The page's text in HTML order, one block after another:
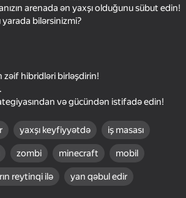
Plants vs Zombies Fusion 67
arenada ən yaxşı olduğunu sübut edin!
bilərsinizmi?
zəif hibridləri birləşdirin!
və gücündən istifadə edin!
yaxşı keyfiyyətdə iş masası
zombi minecraft mobil
reytinqi ilə yan qəbul edir